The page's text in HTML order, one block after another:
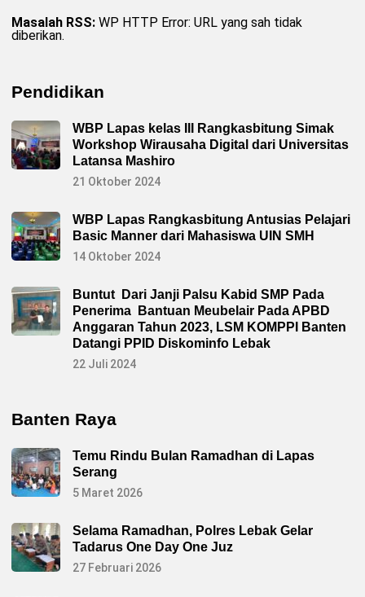
Masalah RSS: WP HTTP Error: URL yang sah tidak
diberikan.
Pendidikan
WBP Lapas kelas III Rangkasbitung Simak
Workshop Wirausaha Digital dari Universitas
Latansa Mashiro
21 Oktober 2024
WBP Lapas Rangkasbitung Antusias Pelajari
Basic Manner dari Mahasiswa UIN SMH
14 Oktober 2024
Buntut Dari Janji Palsu Kabid SMP Pada
Penerima Bantuan Meubelair Pada APBD
Anggaran Tahun 2023, LSM KOMPPI Banten
Datangi PPID Diskominfo Lebak
22 Juli 2024
Banten Raya
Temu Rindu Bulan Ramadhan di Lapas
Serang
5 Maret 2026
Selama Ramadhan, Polres Lebak Gelar
Tadarus One Day One Juz
27 Februari 2026